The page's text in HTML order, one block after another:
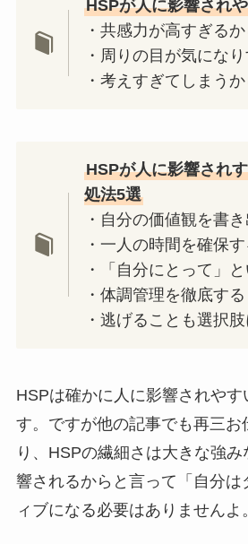
HSPが人に影響され
・共感力が高すぎるか
・周りの目が気にな
・考えすぎてしまうか
HSPが人に影響され
処法5選
・自分の価値観を書
・一人の時間を確保す
・「自分にとって」
・体調管理を徹底する
・逃げることも選択
HSPは確かに人に影響されやす
す。ですが他の記事でも再三お
り、HSPの繊細さは大きな強
響されるからと言って「自分は
ィブになる必要はありませんよ。